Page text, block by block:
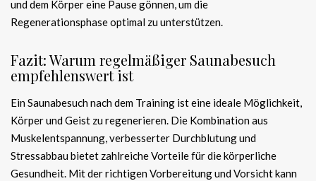
und dem Körper eine Pause gönnen, um die
Regenerationsphase optimal zu unterstützen.
Fazit: Warum regelmäßiger Saunabesuch
empfehlenswert ist
Ein Saunabesuch nach dem Training ist eine ideale Möglichkeit,
Körper und Geist zu regenerieren. Die Kombination aus
Muskelentspannung, verbesserter Durchblutung und
Stressabbau bietet zahlreiche Vorteile für die körperliche
Gesundheit. Mit der richtigen Vorbereitung und Vorsicht kann